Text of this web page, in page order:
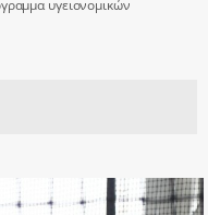
υγειονομικών